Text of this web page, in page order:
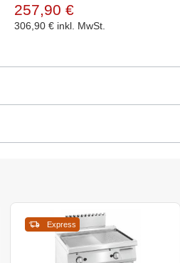
257,90 €
306,90 € inkl. MwSt.
Express